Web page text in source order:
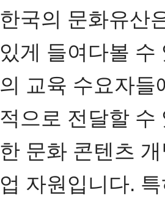
한국의 문화유산
있게 들여다볼 수
의 교육 수요자들
적으로 전달할 수
한 문화 콘텐츠
업 자원입니다.